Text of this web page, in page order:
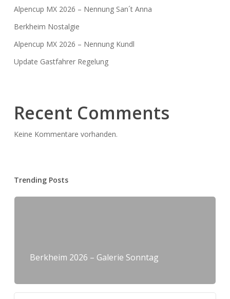
Alpencup MX 2026 – Nennung San´t Anna
Berkheim Nostalgie
Alpencup MX 2026 – Nennung Kundl
Update Gastfahrer Regelung
Recent Comments
Keine Kommentare vorhanden.
Trending Posts
Berkheim 2026 – Galerie Sonntag